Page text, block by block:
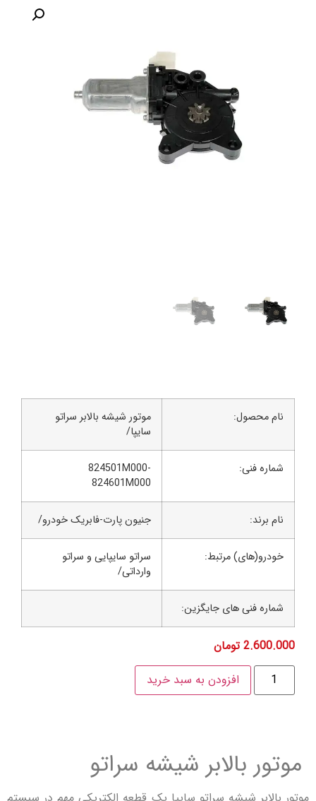
محصول:
موتور شیشه بالابر سراتو
فنی:
824501M000-
824601M000
جنیون پارت-فابریک خودرو/
مرتبط:
سراتو سایپایی و سراتو
فنی های جایگزین:
تومان
افزودن به سبد خرید
بالابر شیشه سراتو